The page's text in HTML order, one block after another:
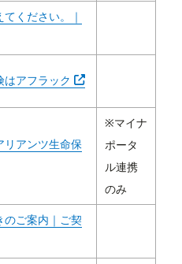
ください。｜
アフラック
リアンツ生命保
※マイナ
ポータ
ル連携
のみ
のご案内｜ご契